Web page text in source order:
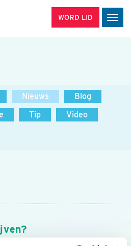
WORD LID
Nieuws
Blog
Tip
Video